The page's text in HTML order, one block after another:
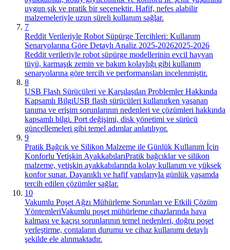
uygun şık ve pratik bir seçenektir. Hafif, nefes alabilir
malzemeleriyle uzun süreli kullanım sağlar.
7
Reddit Verileriyle Robot Süpürge Tercihleri: Kullanım
Senaryolarına Göre Detaylı Analiz 2025-20262025-2026
Reddit verileriyle robot süpürge modellerinin evcil hayvan
tüyü, karmaşık zemin ve bakım kolaylığı gibi kullanım
senaryolarına göre tercih ve performansları incelenmiştir.
8
USB Flash Sürücüleri ve Karşılaşılan Problemler Hakkında
Kapsamlı BilgiUSB flash sürücüleri kullanırken yaşanan
tanıma ve erişim sorunlarının nedenleri ve çözümleri hakkında
kapsamlı bilgi. Port değişimi, disk yönetimi ve sürücü
güncellemeleri gibi temel adımlar anlatılıyor.
9
Pratik Bağcık ve Silikon Malzeme ile Günlük Kullanım İçin
Konforlu Yetişkin AyakkabılarıPratik bağcıklar ve silikon
malzeme, yetişkin ayakkabılarında kolay kullanım ve yüksek
konfor sunar. Dayanıklı ve hafif yapılarıyla günlük yaşamda
tercih edilen çözümler sağlar.
10
Vakumlu Poşet Ağzı Mühürleme Sorunları ve Etkili Çözüm
YöntemleriVakumlu poşet mühürleme cihazlarında hava
kalması ve kaçışı sorunlarının temel nedenleri, doğru poşet
yerleştirme, contaların durumu ve cihaz kullanımı detaylı
şekilde ele alınmaktadır.